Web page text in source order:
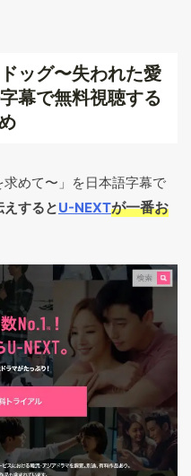
ッグ〜失われた愛
幕で無料視聴する
求めて〜」を日本語字幕で
するとU-NEXTが一番お